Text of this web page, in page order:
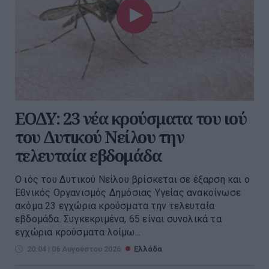
ΕΟΔΥ: 23 νέα κρούσματα του ιού
του Δυτικού Νείλου την
τελευταία εβδομάδα
Ο ιός του Δυτικού Νείλου βρίσκεται σε έξαρση και ο
Εθνικός Οργανισμός Δημόσιας Υγείας ανακοίνωσε
ακόμα 23 εγχώρια κρούσματα την τελευταία
εβδομάδα. Συγκεκριμένα, 65 είναι συνολικά τα
εγχώρια κρούσματα λοίμω...
20:04 | 06 Αυγούστου 2026 Ελλάδα